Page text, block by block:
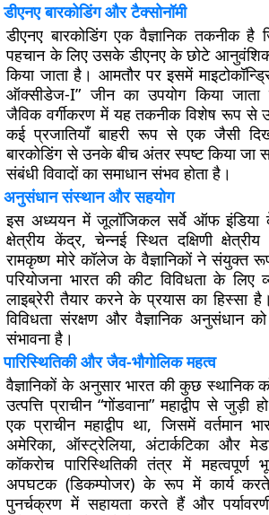
डीएनए बारकोडिंग और टैक्सोनॉमी
डीएनए बारकोडिंग एक वैज्ञानिक तकनीक है
पहचान के लिए उसके डीएनए के छोटे
किया जाता है। आमतौर पर इसमें
ऑक्सीडेज-I” जीन का उपयोग किया जाता
जैविक वर्गीकरण में यह तकनीक विशेष रूप से
कई प्रजातियाँ बाहरी रूप से एक जैसी
बारकोडिंग से उनके बीच अंतर स्पष्ट किया जा
संबंधी विवादों का समाधान संभव होता है।
अनुसंधान संस्थान और सहयोग
इस अध्ययन में जूलॉजिकल सर्वे ऑफ इंडिया
क्षेत्रीय केंद्र, चेन्नई स्थित दक्षिणी
रामकृष्ण मोरे कॉलेज के वैज्ञानिकों ने संयुक्त
परियोजना भारत की कीट विविधता के लिए
लाइब्रेरी तैयार करने के प्रयास का हिस्सा
विविधता संरक्षण और वैज्ञानिक अनुसंधान
संभावना है।
पारिस्थितिकी और जैव-भौगोलिक महत्व
वैज्ञानिकों के अनुसार भारत की कुछ स्थानिक
उत्पत्ति प्राचीन “गोंडवाना” महाद्वीप से जुड़ी
एक प्राचीन महाद्वीप था, जिसमें वर्तमान
अमेरिका, ऑस्ट्रेलिया, अंटार्कटिका और
कॉकरोच पारिस्थितिकी तंत्र में महत्वपूर्ण
अपघटक (डिकम्पोजर) के रूप में कार्य
पुनर्चक्रण में सहायता करते हैं और